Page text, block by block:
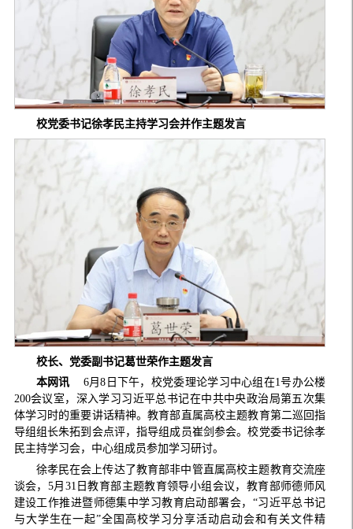
校党委书记徐孝民主持学习会并作主题发言
校长、党委副书记葛世荣作主题发言
本网讯 6月8日下午，校党委理论学习中心组在1号办公楼
200会议室，深入学习习近平总书记在中共中央政治局第五次集
体学习时的重要讲话精神。教育部直属高校主题教育第二巡回指
导组组长朱拓到会点评，指导组成员崔剑参会。校党委书记徐孝
民主持学习会，中心组成员参加学习研讨。
徐孝民在会上传达了教育部非中管直属高校主题教育交流座
谈会，5月31日教育部主题教育领导小组会议，教育部师德师风
建设工作推进暨师德集中学习教育启动部署会，“习近平总书记
与大学生在一起”全国高校学习分享活动启动会和有关文件精